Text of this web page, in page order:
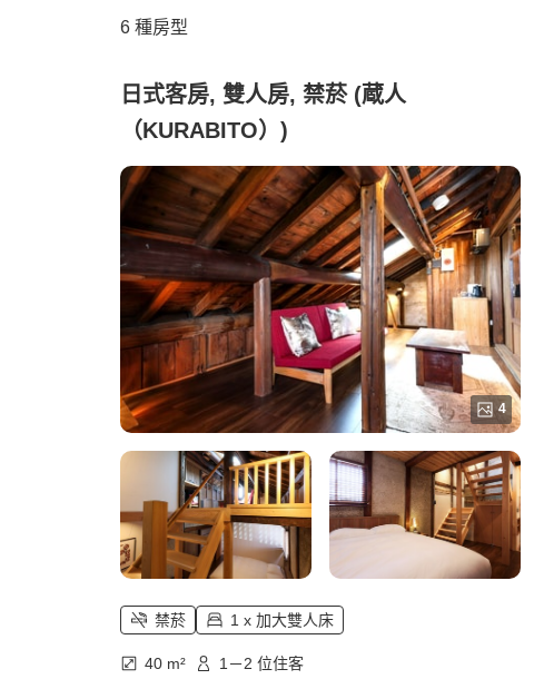
6 種房型
日式客房, 雙人房, 禁菸 (蔵人
（KURABITO）)
4
禁菸 1 x 加大雙人床
40 m² 1－2 位住客